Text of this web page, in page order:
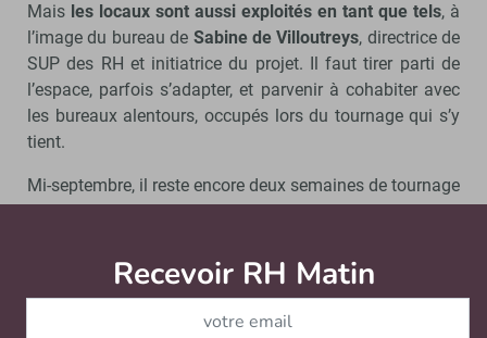
Mais les locaux sont aussi exploités en tant que tels, à
l’image du bureau de Sabine de Villoutreys, directrice de
SUP des RH et initiatrice du projet. Il faut tirer parti de
l’espace, parfois s’adapter, et parvenir à cohabiter avec
les bureaux alentours, occupés lors du tournage qui s’y
tient.
Mi-septembre, il reste encore deux semaines de tournage
aux équipes, qui aperçoivent les premiers étudiants
Recevoir RH Matin